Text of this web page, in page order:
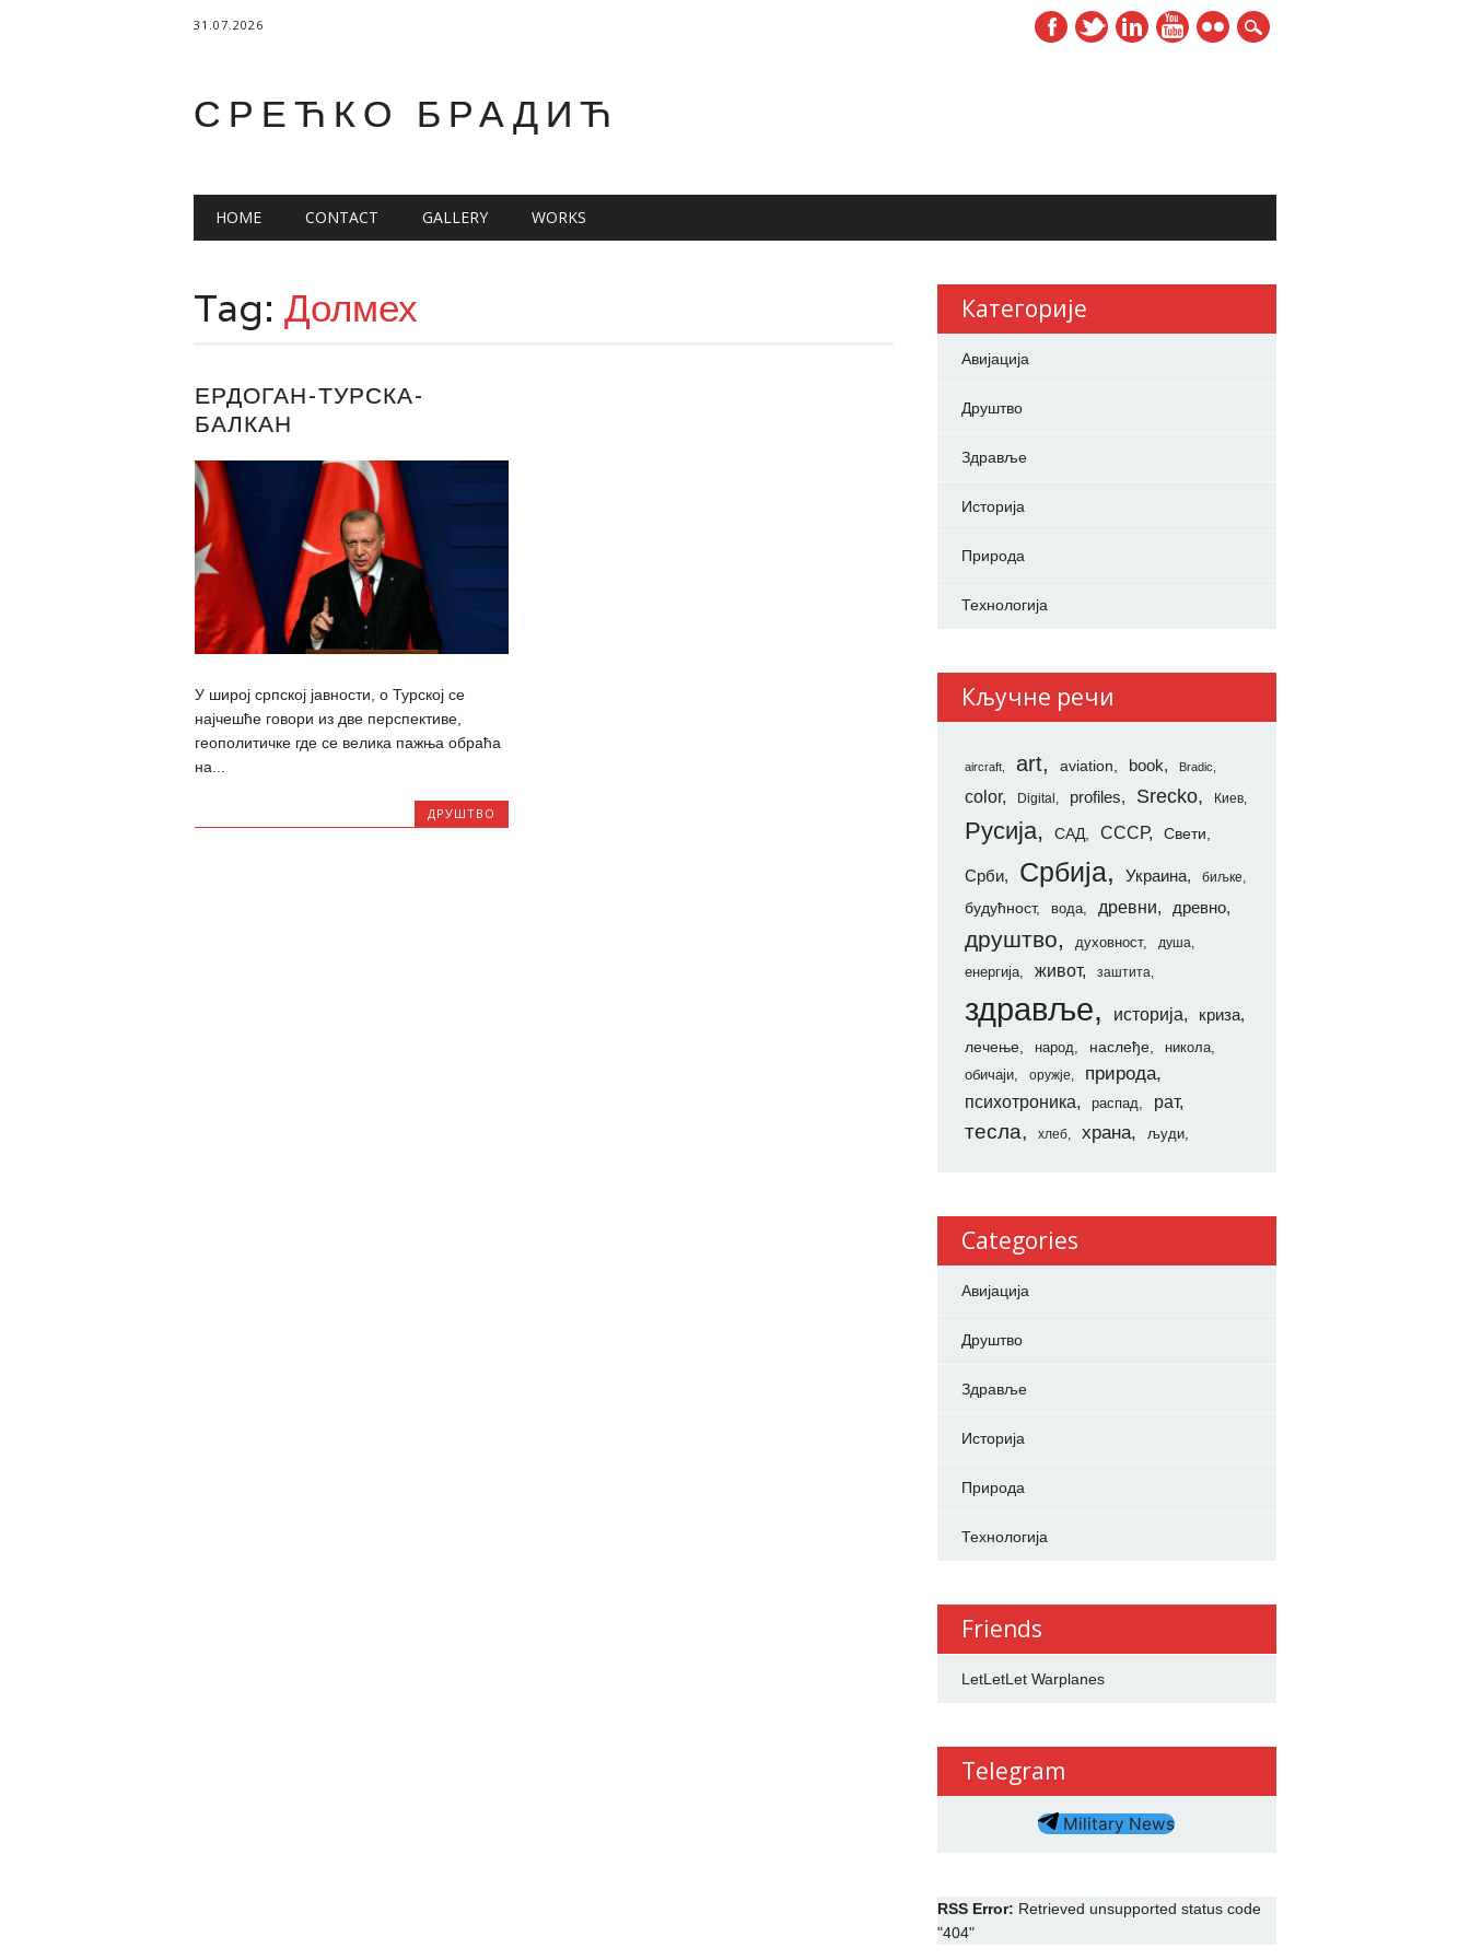
31.07.2026
СРЕЋКО БРАДИЋ
Main menu
HOME CONTACT GALLERY WORKS
Tag: Долмех
ЕРДОГАН-ТУРСКА-
БАЛКАН
У широј српској јавности, о Турској се
најчешће говори из две перспективе,
геополитичке где се велика пажња обраћа
на...
ДРУШТВО
Категорије
Авијација
Друштво
Здравље
Историја
Природа
Технологија
Кључне речи
aircraft art aviation book Bradic
color Digital profiles Srecko Киев
Русија САД СССР Свети
Срби Србија Украина биљке
будућност вода древни древно
друштво духовност душа
енергија живот заштита
здравље историја
криза
лечење
народ наслеђе
никола
обичаји
оружје природа
психотроника распад рат
тесла хлеб храна људи
Categories
Авијација
Друштво
Здравље
Историја
Природа
Технологија
Friends
LetLetLet Warplanes
Telegram
Military News
RSS Error: Retrieved unsupported status code
"404"